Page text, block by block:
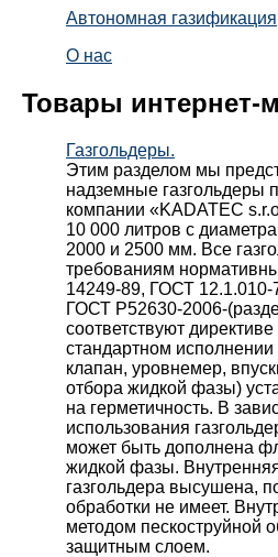
Автономная газификация
О нас
Товары интернет-
Газгольдеры.
Этим разделом мы
надземные газгольдеры
компании «KADATEC
10 000 литров с
2000 и 2500 мм. Все
требованиям
14249-89, ГОСТ
ГОСТ Р52630-2006-
соответствуют
стандартном
клапан, уровнемер,
отбора жидкой фазы)
на герметичность. В
использования
может быть дополнена
жидкой фазы.
газгольдера высушена,
обработки не имеет.
методом пескоструйной
защитным слоем.